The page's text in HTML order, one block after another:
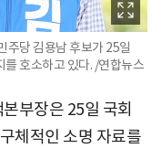
주당 김용남 후보가 25일
호소하고 있다. /연합뉴스
부장은 25일 국회
체적인 소명 자료를